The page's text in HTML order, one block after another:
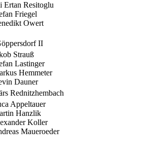
Ertan Resitoglu
Friegel
Owert
II
Strauß
Lastinger
Hemmeter
Dauner
Rednitzhembach
Appeltauer
Hanzlik
Koller
Maueroeder